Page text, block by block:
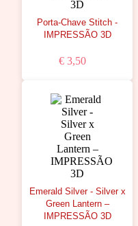
Porta-Chave Stitch -
IMPRESSÃO 3D
€ 3,50
Emerald Silver - Silver x
Green Lantern –
IMPRESSÃO 3D